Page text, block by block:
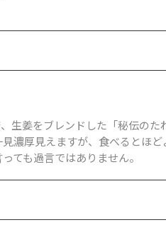
生姜をブレンドした「秘伝のた
濃厚見えますが、食べるとほ
ても過言ではありません。